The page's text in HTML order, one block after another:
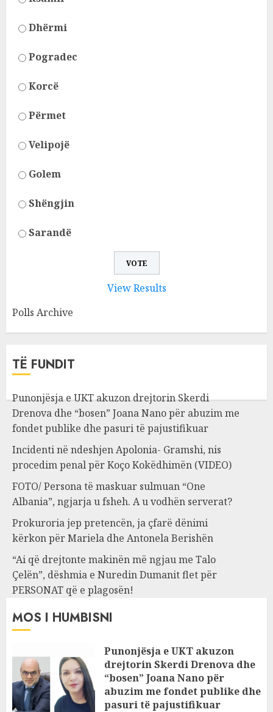
Dhërmi
Pogradec
Korcë
Përmet
Velipojë
Golem
Shëngjin
Sarandë
View Results
Polls Archive
TË FUNDIT
Punonjësja e UKT akuzon drejtorin Skerdi
Drenova dhe “bosen” Joana Nano për abuzim me
fondet publike dhe pasuri të pajustifikuar
Incidenti në ndeshjen Apolonia- Gramshi, nis
procedim penal për Koço Kokëdhimën (VIDEO)
FOTO/ Persona të maskuar sulmuan “One
Albania”, ngjarja u fsheh. A u vodhën serverat?
Prokuroria jep pretencën, ja çfarë dënimi
kërkon për Mariela dhe Antonela Berishën
“Ai që drejtonte makinën më ngjau me Talo
Çelën”, dëshmia e Nuredin Dumanit flet për
PERSONAT që e plagosën!
MOS I HUMBISNI
Punonjësja e UKT akuzon
drejtorin Skerdi Drenova dhe
“bosen” Joana Nano për
abuzim me fondet publike dhe
pasuri të pajustifikuar